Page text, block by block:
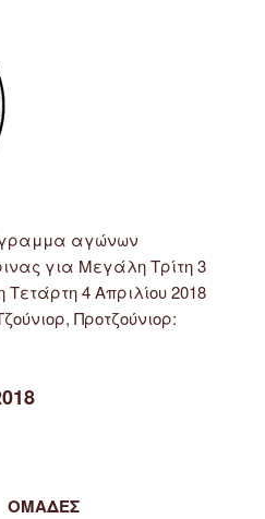
αγώνων
για Μεγάλη Τρίτη 3
4 Απριλίου 2018
Προτζούνιορ:
ΟΜΑΔΕΣ